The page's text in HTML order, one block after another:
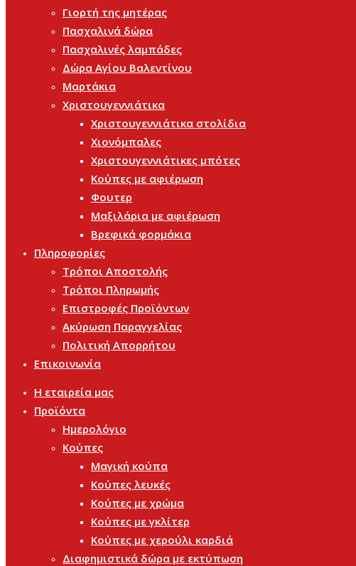
Γιορτή της μητέρας
Πασχαλινά δώρα
Πασχαλινές λαμπάδες
Δώρα Αγίου Βαλεντίνου
Μαρτάκια
Χριστουγεννιάτικα
Χριστουγεννιάτικα στολίδια
Χιονόμπαλες
Χριστουγεννιάτικες μπότες
Κούπες με αφιέρωση
Φουτερ
Μαξιλάρια με αφιέρωση
Βρεφικά φορμάκια
Πληροφορίες
Τρόποι Αποστολής
Τρόποι Πληρωμής
Επιστροφές Προϊόντων
Ακύρωση Παραγγελίας
Πολιτική Απορρήτου
Επικοινωνία
Η εταιρεία μας
Προϊόντα
Ημερολόγιο
Κούπες
Μαγική κούπα
Κούπες λευκές
Κούπες με χρώμα
Κούπες με γκλίτερ
Κούπες με χερούλι καρδιά
Διαφημιστικά δώρα με εκτύπωση